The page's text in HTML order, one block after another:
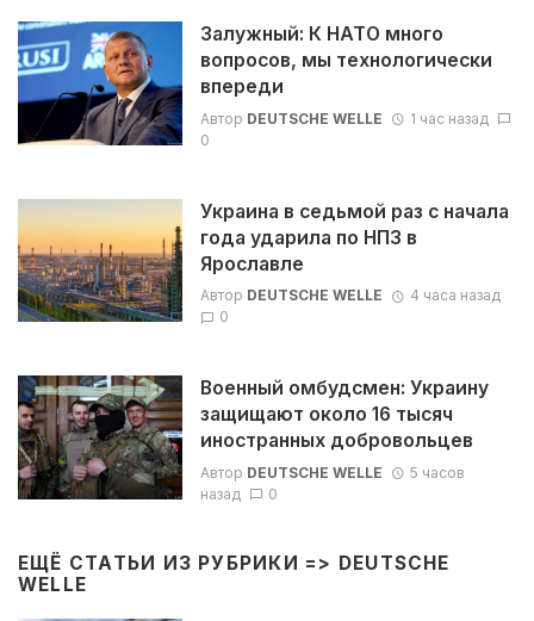
Залужный: К НАТО много
вопросов, мы технологически
впереди
Автор DEUTSCHE WELLE
1 час назад
0
Украина в седьмой раз с начала
года ударила по НПЗ в
Ярославле
Автор DEUTSCHE WELLE
4 часа назад
0
Военный омбудсмен: Украину
защищают около 16 тысяч
иностранных добровольцев
Автор DEUTSCHE WELLE
5 часов
назад
0
ЕЩЁ СТАТЬИ ИЗ РУБРИКИ => DEUTSCHE
WELLE